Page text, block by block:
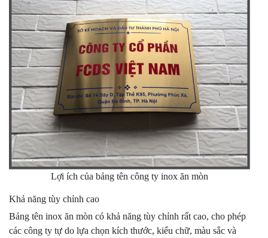
Lợi ích của bảng tên công ty inox ăn mòn
Khả năng tùy chỉnh cao
Bảng tên inox ăn mòn có khả năng tùy chỉnh rất cao, cho phép
các công ty tự do lựa chọn kích thước, kiểu chữ, màu sắc và